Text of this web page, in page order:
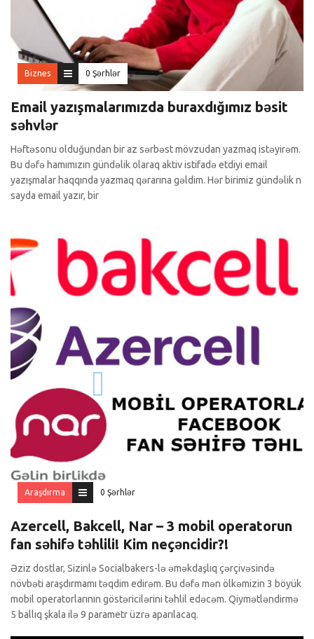
Biznes 0 Şərhlər
Email yazışmalarımızda buraxdığımız bəsit
səhvlər
Həftəsonu olduğundan bir az sərbəst mövzudan yazmaq istəyirəm.
Bu dəfə hamımızın gündəlik olaraq aktiv istifadə etdiyi email
yazışmalar haqqında yazmaq qərarına gəldim. Hər birimiz gündəlik n
sayda email yazır, bir
Araşdırma 0 Şərhlər
Azercell, Bakcell, Nar – 3 mobil operatorun
fan səhifə təhlili! Kim neçəncidir?!
Əziz dostlar, Sizinlə Socialbakers-lə əməkdaşlıq çərçivəsində
növbəti araşdırmamı təqdim edirəm. Bu dəfə mən ölkəmizin 3 böyük
mobil operatorlarının göstəricilərini təhlil edəcəm. Qiymətləndirmə
5 ballıq şkala ilə 9 parametr üzrə aparılacaq.